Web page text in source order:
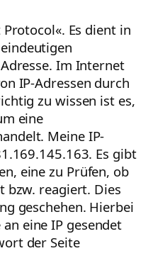
Es dient in
Im Internet
IP-Adressen durch
zu wissen ist es,
eine
Meine IP-
Es gibt
eine zu Prüfen, ob
bzw. reagiert. Dies
geschehen. Hierbei
eine IP gesendet
der Seite